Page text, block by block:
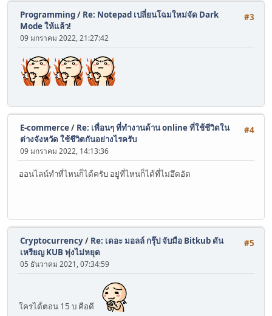
#3
Programming/ Re: Notepad เปลี่ยนโฉมใหม่จัด Dark
Mode ให้แล้ว!
09 มกราคม 2022, 21:27:42
#4
E-commerce/ Re: เพื่อนๆ ที่ทำงานด้าน online ที่ใช้ชีวิตใน
ต่างจังหวัด ใช้ชีวิตกันอย่างไรครับ
09 มกราคม 2022, 14:13:36
ออนไลน์ทำที่ไหนก็ได้ครับ อยู่ที่ไหนก็ได้ที่ไม่อึดอัด
#5
Cryptocurrency/ Re: เดอะ มอลล์ กรุ๊ป จับมือ Bitkub ดัน
เหรียญ KUB พุ่งไม่หยุด
05 ธันวาคม 2021, 07:34:59
ใครได้่ตอน 15 บ คือดี